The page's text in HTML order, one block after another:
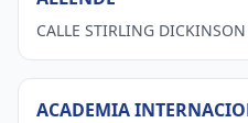
CALLE STIRLING
ACADEMIA